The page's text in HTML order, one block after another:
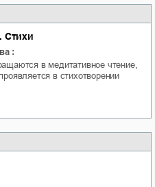
Стихи
:
в медитативное чтение,
в стихотворении